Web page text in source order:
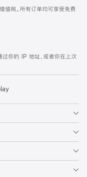
值税。所有订单均可享受免费
过你的 IP 地址，或者你在上次